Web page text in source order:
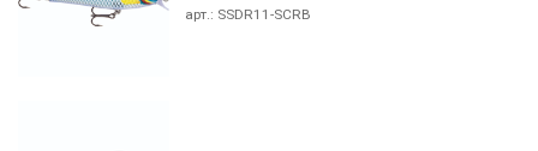
арт.: SSDR11-SCRB